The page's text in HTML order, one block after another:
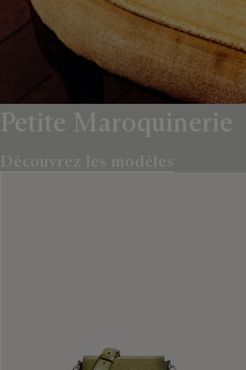
Petite Maroquinerie
Découvrez les modèles